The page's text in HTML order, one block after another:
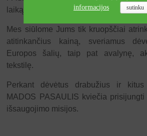
laiką ir nepatiriant didelių išlaidų.
Mes siūlome Jums tik kruopščiai
atitinkančius kainą, sveriamus
Europos šalių, taip pat avalynę,
tekstilę.
Perkant dėvėtus drabužius ir kitus
MADOS PASAULIS kviečia
išsaugojimo misijos.
informacijos
sutinku